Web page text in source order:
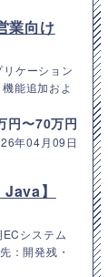
業向け
ケーション
能追加およ
円〜70万円
年04月09日
】
システム
：開発残・